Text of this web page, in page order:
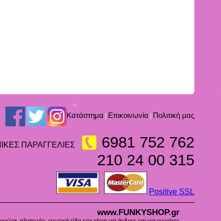
Kατάστημα | Επικοινωνία | Πολιτική μας
ΠΑΡΑΓΓΕΛΙΕΣ
6981 752 762
210 24 00 315
Positive SSL
www.FUNKYSHOP.gr